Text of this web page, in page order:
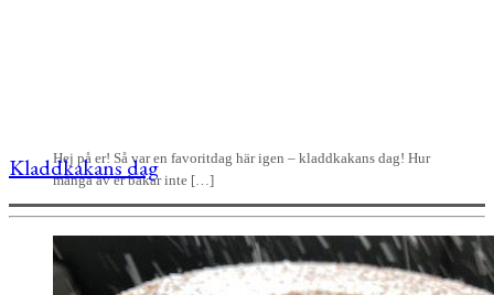
Hej på er! Så var en favoritdag här igen – kladdkakans dag! Hur
många av er bakar inte […]
Kladdkakans dag